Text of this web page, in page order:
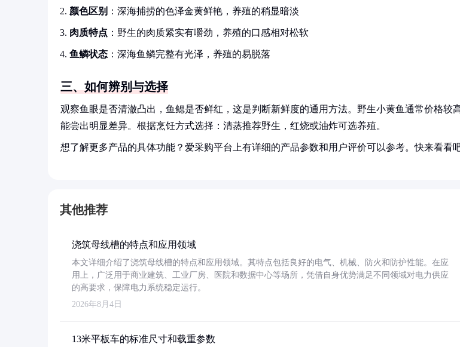
颜色区别 ：深海捕捞的色泽金黄鲜艳，养殖的稍显暗淡
肉质特点 ：野生的肉质紧实有嚼劲，养殖的口感相对松软
鱼鳞状态 ：深海鱼鳞完整有光泽，养殖的易脱落
三、如何辨别与选择
观察鱼眼是否清澈凸出，鱼鳃是否鲜红，这是判断新鲜度的通用方法。野生小黄鱼通常价格较
能尝出明显差异。根据烹饪方式选择：清蒸推荐野生，红烧或油炸可选养殖。
想了解更多产品的具体功能？爱采购平台上有详细的产品参数和用户评价可以参考。快来看看吧
其他推荐
浇筑母线槽的特点和应用领域
本文详细介绍了浇筑母线槽的特点和应用领域。其特点包括良好的电气、机械、防火和防护性能。在应
用上，广泛用于商业建筑、工业厂房、医院和数据中心等场所，凭借自身优势满足不同领域对电力供应
的高要求，保障电力系统稳定运行。
2026年8月4日
13米平板车的标准尺寸和载重参数